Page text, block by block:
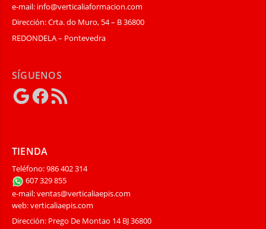
e-mail: info@verticaliaformacion.com
Dirección: Crta. do Muro, 54 – B 36800
REDONDELA – Pontevedra
SÍGUENOS
GoogleFacebook
Feed
RSS
TIENDA
Teléfono: 986 402 314
607 329 855
e-mail: ventas@verticaliaepis.com
web: verticaliaepis.com
Dirección: Prego De Montao 14 BJ 36800